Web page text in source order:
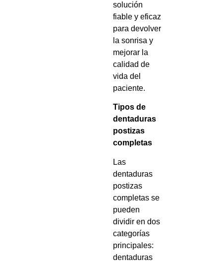
solución
fiable y eficaz
para devolver
la sonrisa y
mejorar la
calidad de
vida del
paciente.
Tipos de
dentaduras
postizas
completas
Las
dentaduras
postizas
completas se
pueden
dividir en dos
categorías
principales:
dentaduras